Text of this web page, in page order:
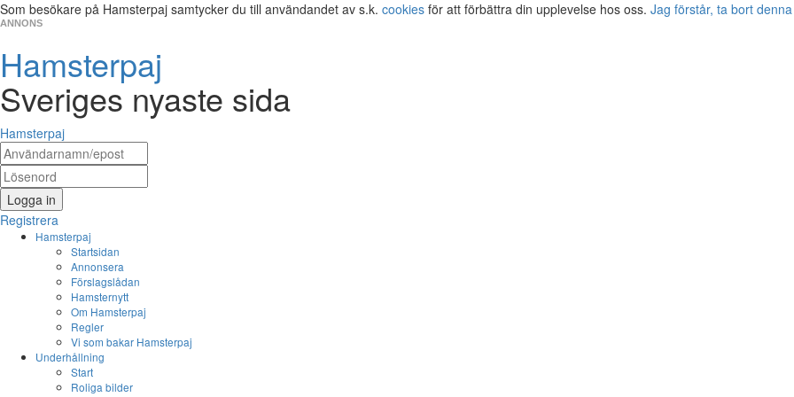
Som besökare på Hamsterpaj samtycker du till användandet av s.k. cookies för att förbättra din upplevelse hos oss. Jag förstår, ta bort
ANNONS
Hamsterpaj
Sveriges nyaste sida
Hamsterpaj
Logga in
Registrera
Hamsterpaj
Startsidan
Annonsera
Förslagslådan
Hamsternytt
Om Hamsterpaj
Regler
Vi som bakar Hamsterpaj
Underhållning
Start
Roliga bilder